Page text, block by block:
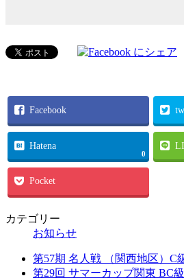
Facebook
Hatena
0
Pocket
カテゴリー
お知らせ
第57期 名人戦 （関西地区）C
第29回 サマーカップ関東 BC